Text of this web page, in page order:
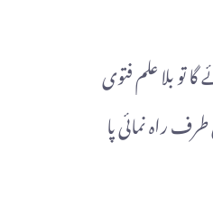
تو بلا علم فتوی
راہ نمائی پا